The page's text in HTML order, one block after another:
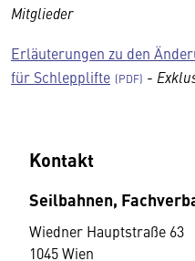
Mitglieder
Erläuterungen zu den
für Schlepplifte
-
Kontakt
Seilbahnen,
Wiedner Hauptstraße 63
1045 Wien